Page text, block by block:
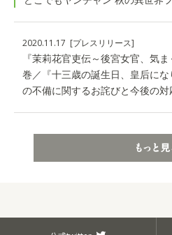
2020.11.17 [プレスリリース]
『茉莉花官吏伝～後宮女官、気
巻／『十三歳の誕生日、皇后に
の不備に関するお詫びと今後の対